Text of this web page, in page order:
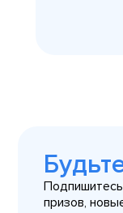
призов,